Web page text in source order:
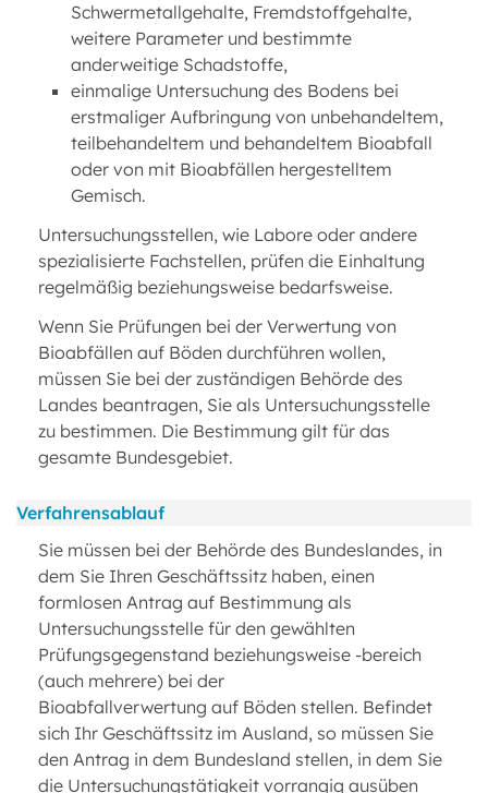
Schwermetallgehalte, Fremdstoffgehalte,
weitere Parameter und bestimmte
anderweitige Schadstoffe,
einmalige Untersuchung des Bodens bei
erstmaliger Aufbringung von unbehandeltem,
teilbehandeltem und behandeltem Bioabfall
oder von mit Bioabfällen hergestelltem
Gemisch.
Untersuchungsstellen, wie Labore oder andere
spezialisierte Fachstellen, prüfen die Einhaltung
regelmäßig beziehungsweise bedarfsweise.
Wenn Sie Prüfungen bei der Verwertung von
Bioabfällen auf Böden durchführen wollen,
müssen Sie bei der zuständigen Behörde des
Landes beantragen, Sie als Untersuchungsstelle
zu bestimmen. Die Bestimmung gilt für das
gesamte Bundesgebiet.
Verfahrensablauf
Sie müssen bei der Behörde des Bundeslandes, in
dem Sie Ihren Geschäftssitz haben, einen
formlosen Antrag auf Bestimmung als
Untersuchungsstelle für den gewählten
Prüfungsgegenstand beziehungsweise -bereich
(auch mehrere) bei der
Bioabfallverwertung auf Böden stellen. Befindet
sich Ihr Geschäftssitz im Ausland, so müssen Sie
den Antrag in dem Bundesland stellen, in dem Sie
die Untersuchungstätigkeit vorrangig ausüben